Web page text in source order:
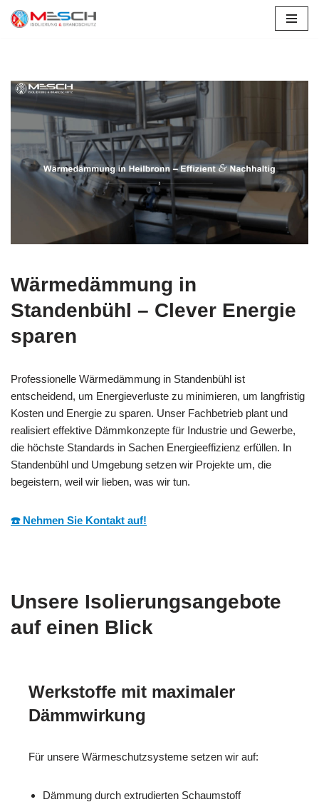
Wärmedämmung in
Standenbühl – Clever Energie
sparen
Professionelle Wärmedämmung in Standenbühl ist
entscheidend, um Energieverluste zu minimieren, um langfristig
Kosten und Energie zu sparen. Unser Fachbetrieb plant und
realisiert effektive Dämmkonzepte für Industrie und Gewerbe,
die höchste Standards in Sachen Energieeffizienz erfüllen. In
Standenbühl und Umgebung setzen wir Projekte um, die
begeistern, weil wir lieben, was wir tun.
☎️ Nehmen Sie Kontakt auf!
Unsere Isolierungsangebote
auf einen Blick
Werkstoffe mit maximaler
Dämmwirkung
Für unsere Wärmeschutzsysteme setzen wir auf:
Dämmung durch extrudierten Schaumstoff